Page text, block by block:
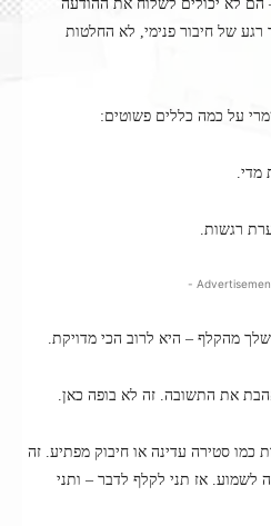
הם לא יכולים לשלוח את ההודעה
של חיבור פנימי, לא החלטות
על כמה כללים פשוטים:
מדי.
רגשות.
מהקלף – היא לרוב הכי מדויקת.
את התשובה. זה לא בופה כאן.
כמו סטירה עדינה או חיבוק מפתיע. זה
לשמוע. אז תני לקלף לדבר – ותני